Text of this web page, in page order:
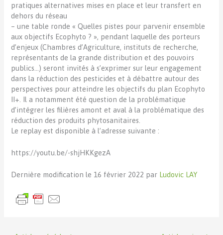
pratiques alternatives mises en place et leur transfert en
dehors du réseau
– une table ronde « Quelles pistes pour parvenir ensemble
aux objectifs Ecophyto ? », pendant laquelle des porteurs
d’enjeux (Chambres d’Agriculture, instituts de recherche,
représentants de la grande distribution et des pouvoirs
publics…) seront invités à s’exprimer sur leur engagement
dans la réduction des pesticides et à débattre autour des
perspectives pour atteindre les objectifs du plan Ecophyto
II+. Il a notamment été question de la problématique
d’intégrer les filières amont et aval à la problématique des
réduction des produits phytosanitaires.
Le replay est disponible à l’adresse suivante :
https://youtu.be/-shjHKKgezA
Dernière modification le 16 février 2022 par Ludovic LAY